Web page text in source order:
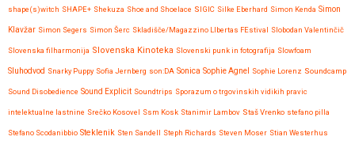
shape(s)witch SHAPE+ Shekuza Shoe and Shoelace SIGIC Silke Eberhard Simon Kenda Simon
Klavžar Simon Segers Simon Šerc Skladišče/Magazzino LIbertas FEstival Slobodan Valentinčič
Slovenska filharmonija Slovenska Kinoteka Slovenski punk in fotografija Slowfoam
Sluhodvod Snarky Puppy Sofia Jernberg son:DA Sonica Sophie Agnel Sophie Lorenz Soundcamp
Sound Disobedience Sound Explicit Soundtrips Sporazum o trgovinskih vidikih pravic
intelektualne lastnine Srečko Kosovel Ssm Kosk Stanimir Lambov Staš Vrenko stefano pilla
Stefano Scodanibbio Steklenik Sten Sandell Steph Richards Steven Moser Stian Westerhus